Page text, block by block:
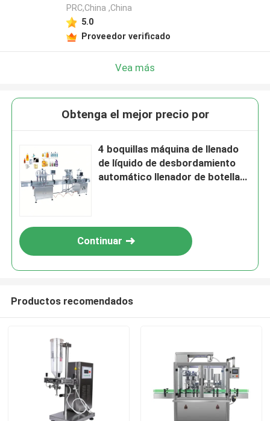
PRC,China ,China
5.0
Proveedor verificado
Vea más
Obtenga el mejor precio por
4 boquillas máquina de llenado
de líquido de desbordamiento
automático llenador de botellas
Continuar
Productos recomendados